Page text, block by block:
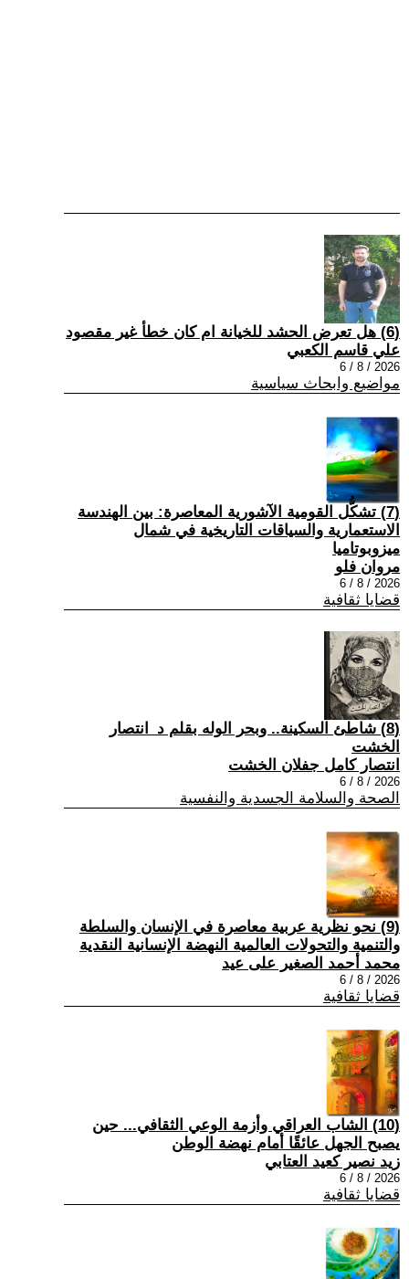
(6) هل تعرض الحشد للخيانة ام كان خطأ غير مقصود
علي قاسم الكعبي
2026 / 8 / 6
مواضيع وابحاث سياسية
(7) تشكُّل القومية الآشورية المعاصرة: بين الهندسة
الاستعمارية والسياقات التاريخية في شمال
ميزوبوتاميا
مروان فلو
2026 / 8 / 6
قضايا ثقافية
(8) شاطئ السكينة.. وبحر الوله بقلم د_انتصار
الخشت
انتصار كامل جفلان الخشت
2026 / 8 / 6
الصحة والسلامة الجسدية والنفسية
(9) نحو نظرية عربية معاصرة في الإنسان والسلطة
والتنمية والتحولات العالمية النهضة الإنسانية النقدية
محمد أحمد الصغير على عيد
2026 / 8 / 6
قضايا ثقافية
(10) الشاب العراقي وأزمة الوعي الثقافي... حين
يصبح الجهل عائقًا أمام نهضة الوطن
زيد نصير كعيد العتابي
2026 / 8 / 6
قضايا ثقافية